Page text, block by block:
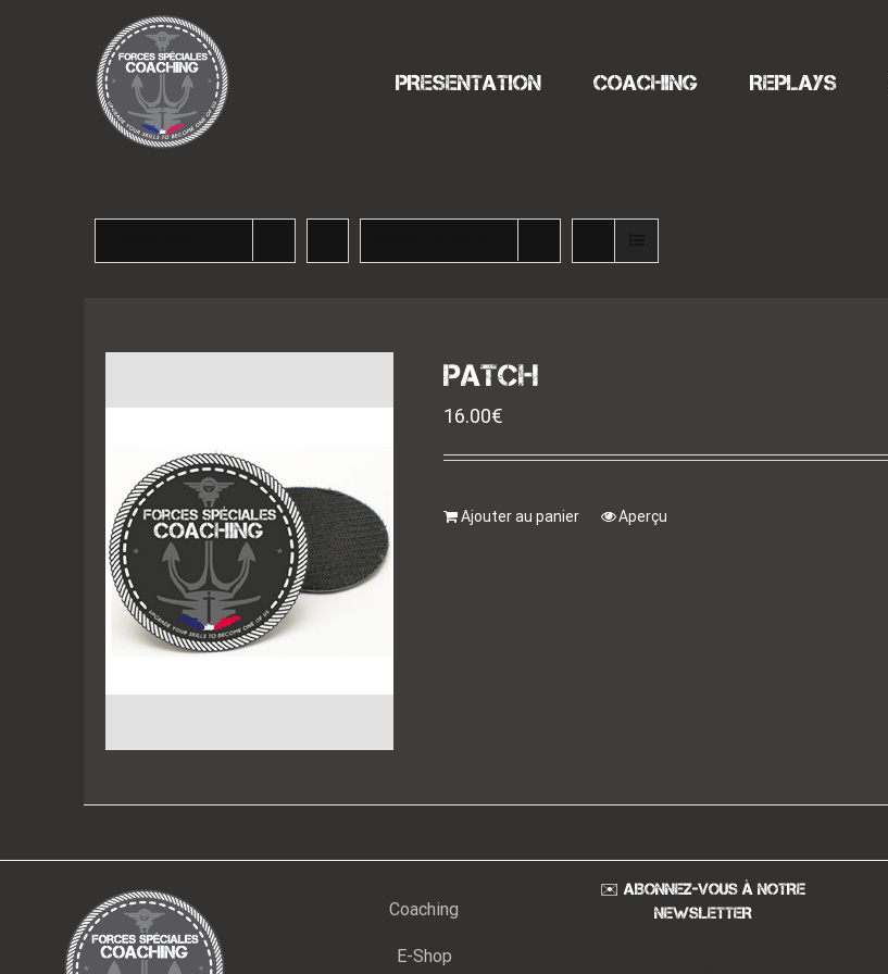
PRESENTATION COACHING REPLAYS
PATCH
16.00€
Ajouter au panier Aperçu
Coaching
E-Shop
✉️ ABONNEZ-VOUS À NOTRE
NEWSLETTER